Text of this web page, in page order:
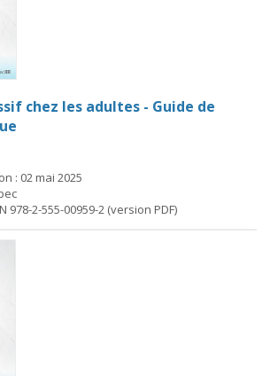
chez les adultes - Guide de
: 02 mai 2025
978-2-555-00959-2 (version PDF)